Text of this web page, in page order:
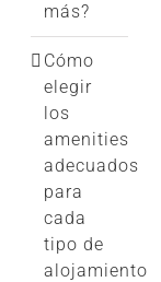
más?
Cómo
elegir
los
amenities
adecuados
para
cada
tipo de
alojamiento